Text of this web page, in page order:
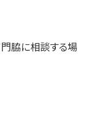
脇に相談する場